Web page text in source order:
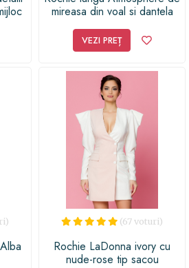
mireasa din voal si dantela
VEZI PREȚ
(67 voturi)
Rochie LaDonna ivory cu
nude-rose tip sacou